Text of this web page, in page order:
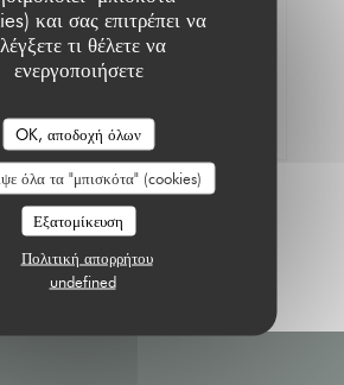
και σας επιτρέπει να
τι θέλετε να
ενεργοποιήσετε
OK, αποδοχή όλων
όλα τα "μπισκότα" (cookies)
Εξατομίκευση
Πολιτική απορρήτου
undefined
πιστοποιημένες βαθμολογίες
τη βαθμολογία τους